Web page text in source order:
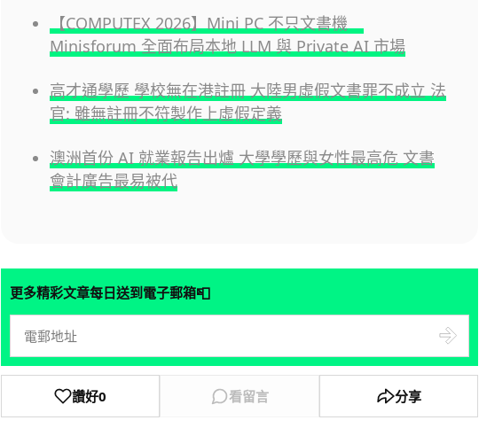
【COMPUTEX 2026】Mini PC 不只文書機
Minisforum 全面布局本地 LLM 與 Private AI 市場
高才通學歷 學校無在港註冊 大陸男虛假文書罪不成立 法
官: 雖無註冊不符製作上虛假定義
澳洲首份 AI 就業報告出爐 大學學歷與女性最高危 文書
會計廣告最易被代
更多精彩文章每日送到電子郵箱📮
讚好0 看留言 分享